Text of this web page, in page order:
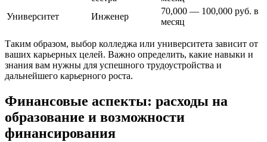
Университет
Инженер
70,000 — 100,000 руб. в
месяц
Таким образом, выбор колледжа или университета зависит от
ваших карьерных целей. Важно определить, какие навыки и
знания вам нужны для успешного трудоустройства и
дальнейшего карьерного роста.
Финансовые аспекты: расходы на
образование и возможности
финансирования